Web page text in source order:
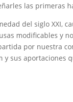
las primeras
del siglo XXI,
modificables y
por nuestra
sus aportaciones